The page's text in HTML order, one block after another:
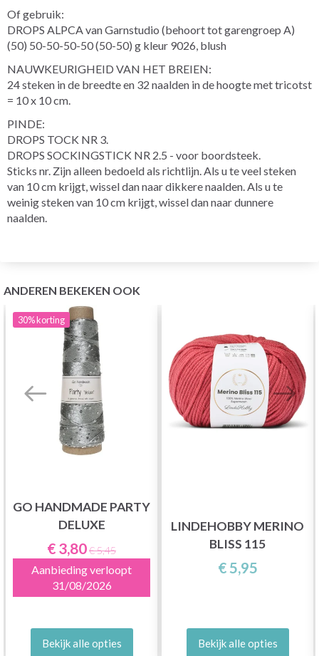
Of gebruik:
DROPS ALPCA van Garnstudio (behoort tot garengroep A)
(50) 50-50-50-50 (50-50) g kleur 9026, blush
NAUWKEURIGHEID VAN HET BREIEN:
24 steken in de breedte en 32 naalden in de hoogte met tricotst
= 10 x 10 cm.
PINDE:
DROPS TOCK NR 3.
DROPS SOCKINGSTICK NR 2.5 - voor boordsteek.
Sticks nr. Zijn alleen bedoeld als richtlijn. Als u te veel steken
van 10 cm krijgt, wissel dan naar dikkere naalden. Als u te
weinig steken van 10 cm krijgt, wissel dan naar dunnere
naalden.
ANDEREN BEKEKEN OOK
30%korting
GO HANDMADE PARTY
DELUXE
€ 3,80€ 5,45
Aanbieding verloopt
31/08/2026
Bekijk alle opties
LINDEHOBBY MERINO
BLISS 115
€ 5,95
Bekijk alle opties